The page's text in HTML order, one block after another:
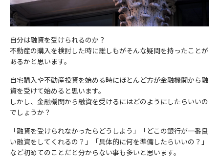
自分は融資を受けられるのか？
不動産の購入を検討した時に誰しもがそんな疑問を持ったことが
あるかと思います。
自宅購入や不動産投資を始める時にほとんど方が金融機関から融
資を受けて始めると思います。
しかし、金融機関から融資を受けるにはどのようにしたらいいの
でしょうか？
「融資を受けられなかったらどうしよう」「どこの銀行が一番良
い融資をしてくれるの？」「具体的に何を準備したらいいの？」
など初めてのことだと分からない事も多いと思います。
の信頼をより向上させるため、お客様の個人情報を適正にお取り
扱い致します。
1）法令等の遵守
当社は、個人情報の保護に関する法律(個人情報保護法)その他の
関連法令および関係官庁のガイドラインなどを遵守します。
2）従業員教育
当社は、個人情報の取扱いが適正に行われるよう従業者への教
育・指導を徹底します。
3）個人情報の利用目的
セットライフエージェンシー株式会社は、お客様の個人情報等の
取扱いについて、個人情報保護法、個人情報保護方針及びその他
個人情報の取扱いに同意する
電話番号 必須
メールアドレス
ご興味のある内容
収益不動産保険型運用の詳細
資産運用・老後資金準備
お名前
年齢 必須
年収 任意
ご興味のある内容
収益不動産保険型運用の詳細
資産運用・老後資金準備
相続
お問合せ内容